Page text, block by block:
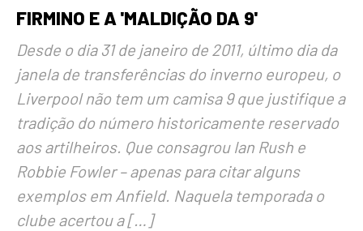
FIRMINO E A 'MALDIÇÃO DA 9'
Desde o dia 31 de janeiro de 2011, último dia da
janela de transferências do inverno europeu, o
Liverpool não tem um camisa 9 que justifique a
tradição do número historicamente reservado
aos artilheiros. Que consagrou Ian Rush e
Robbie Fowler – apenas para citar alguns
exemplos em Anfield. Naquela temporada o
clube acertou a […]